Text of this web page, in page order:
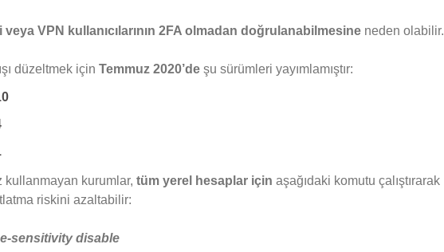
VPN kullanıcılarının 2FA olmadan doğrulanabilmesine neden olabilir.
düzeltmek için Temmuz 2020’de şu sürümleri yayımlamıştır:
kullanmayan kurumlar, tüm yerel hesaplar için aşağıdaki komutu çalıştırarak
riskini azaltabilir:
sensitivity disable